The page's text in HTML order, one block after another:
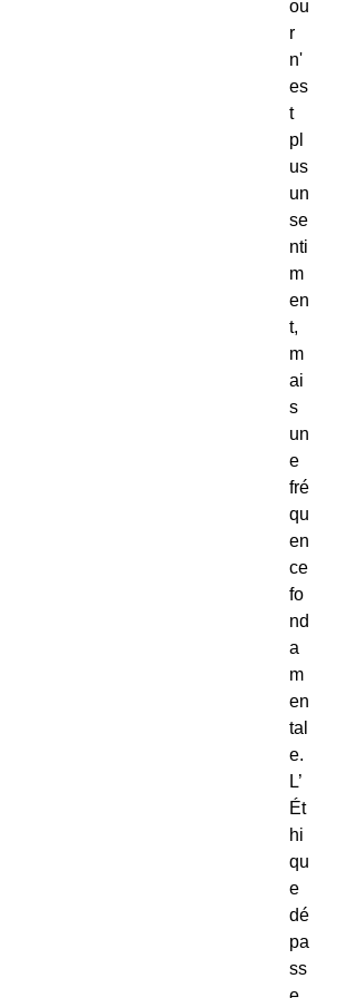
ou
r
n'
es
t
pl
us
un
se
nti
m
en
t,
m
ai
s
un
e
fré
qu
en
ce
fo
nd
a
m
en
tal
e.
L’
Ét
hi
qu
e
dé
pa
ss